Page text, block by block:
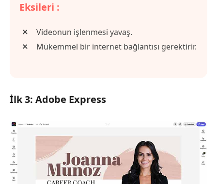
Eksileri :
Videonun işlenmesi yavaş.
Mükemmel bir internet bağlantısı gerektirir.
İlk 3: Adobe Express